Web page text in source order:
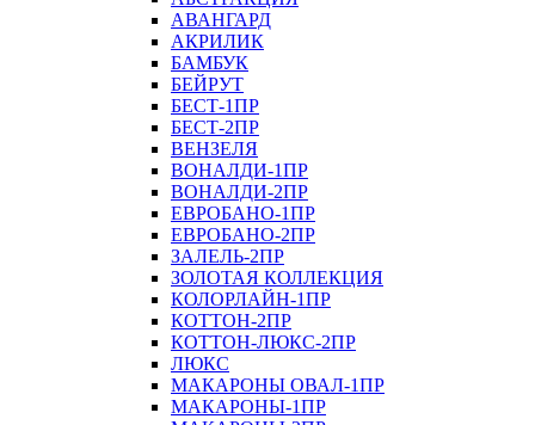
АВАНГАРД
АКРИЛИК
БАМБУК
БЕЙРУТ
БЕСТ-1ПР
БЕСТ-2ПР
ВЕНЗЕЛЯ
ВОНАЛДИ-1ПР
ВОНАЛДИ-2ПР
ЕВРОБАНО-1ПР
ЕВРОБАНО-2ПР
ЗАЛЕЛЬ-2ПР
ЗОЛОТАЯ КОЛЛЕКЦИЯ
КОЛОРЛАЙН-1ПР
КОТТОН-2ПР
КОТТОН-ЛЮКС-2ПР
ЛЮКС
МАКАРОНЫ ОВАЛ-1ПР
МАКАРОНЫ-1ПР